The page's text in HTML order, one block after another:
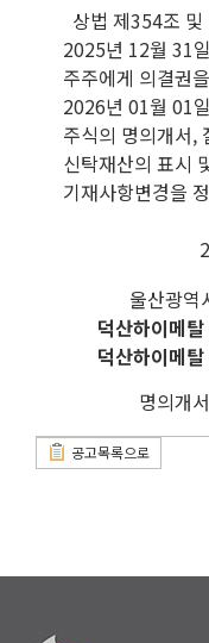
상법 제354조
2025년 12월 31
주주에게 의결권
2026년 01월 01
주식의 명의개서,
신탁재산의 표시
기재사항변경을
울산광역
덕산하이메탈
덕산하이메탈
명의개
공고목록으로